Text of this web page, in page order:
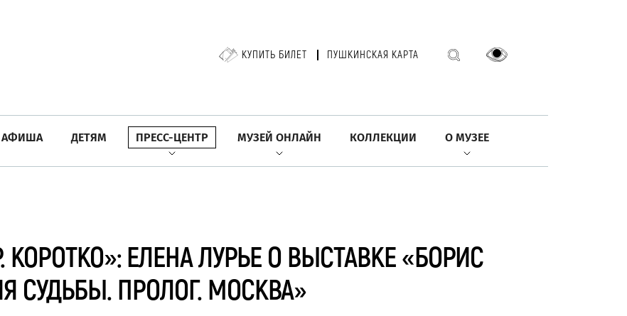
КУПИТЬ БИЛЕТ ПУШКИНСКАЯ КАРТА
АФИША ДЕТЯМ ПРЕСС-ЦЕНТР МУЗЕЙ ОНЛАЙН КОЛЛЕКЦИИ О МУЗЕЕ
ЕЛЕНА ЛУРЬЕ О ВЫСТАВКЕ «БОРИС
СУДЬБЫ. ПРОЛОГ. МОСКВА»